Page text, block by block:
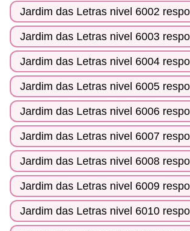
do
quebra-
cabeça:
Jardim das Letras nivel 6002
Jardim das Letras nivel 6003
Jardim das Letras nivel 6004
Jardim das Letras nivel 6005
Jardim das Letras nivel 6006
Jardim das Letras nivel 6007
Jardim das Letras nivel 6008
Jardim das Letras nivel 6009
Jardim das Letras nivel 6010